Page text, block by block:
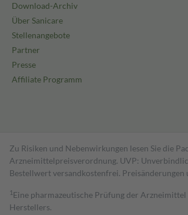
Download-Archiv
Über Sanicare
Stellenangebote
Partner
Presse
Affiliate Programm
Zu Risiken und Nebenwirkungen lesen Sie die
Arzneimittelpreisverordnung. UVP:
Bestell­wert versand­kosten­frei.
1 Eine pharmazeutische Prüfung der
Herstellers.